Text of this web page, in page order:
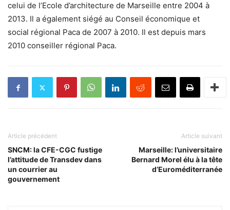
celui de l’Ecole d’architecture de Marseille entre 2004 à
2013. Il a également siégé au Conseil économique et
social régional Paca de 2007 à 2010. Il est depuis mars
2010 conseiller régional Paca.
Article précédent
SNCM: la CFE-CGC fustige
l’attitude de Transdev dans
un courrier au
gouvernement
Article suivant
Marseille: l’universitaire
Bernard Morel élu à la tête
d’Euroméditerranée